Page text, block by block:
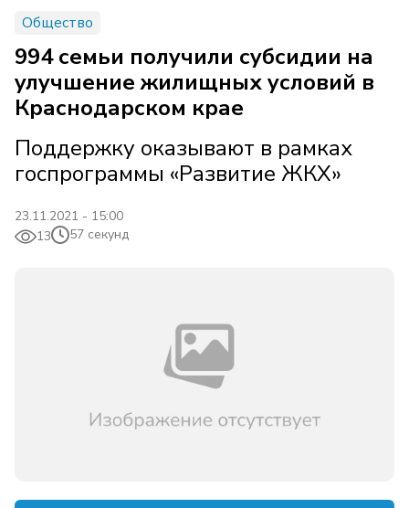
Общество
994 семьи получили субсидии на
улучшение жилищных условий в
Краснодарском крае
Поддержку оказывают в рамках
госпрограммы «Развитие ЖКХ»
23.11.2021 - 15:00
13
57 секунд